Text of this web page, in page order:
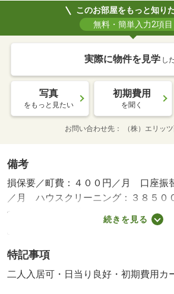
このお部屋をもっと知り
無料・簡単入力2項目
実際に物件を見学 し
写真
をもっと見たい
初期費用
を聞く
お問い合わせ先 （株）エリッ
備考
損保要／町費：４００円／月 口座振
／月 ハウスクリーニング：３８５０
会社利用必：賃貸保証料３００００円
可／バストイレ別／バルコニー／エア
インターホン／浴室乾燥機／オートロ
陽当り良好／シューズボックス／シス
続きを見る
特記事項
二人入居可・日当り良好・初期費用カ